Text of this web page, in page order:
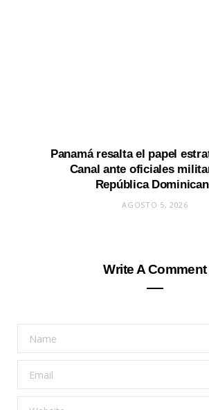
Panamá resalta el papel
Canal ante oficiales
República
AGOSTO 5, 2026
Write A Comment